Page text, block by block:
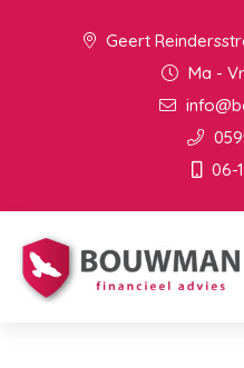
Geert
Ma -
06-